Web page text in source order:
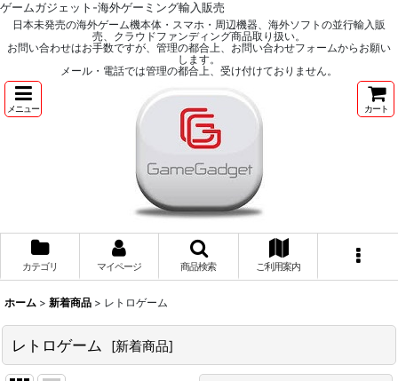
ゲームガジェット-海外ゲーミング輸入販売
日本未発売の海外ゲーム機本体・スマホ・周辺機器、海外ソフトの並行輸入販
売、クラウドファンディング商品取り扱い。
お問い合わせはお手数ですが、管理の都合上、お問い合わせフォームからお願い
します。
メール・電話では管理の都合上、受け付けておりません。
メニュー カート
カテゴリ マイページ 商品検索 ご利用案内
ホーム > 新着商品 > レトロゲーム
レトロゲーム [新着商品]